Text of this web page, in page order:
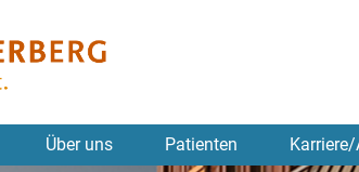
Über uns Patienten